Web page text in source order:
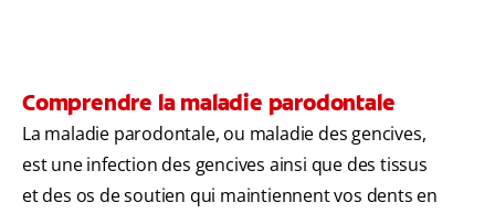
Comprendre la maladie parodontale
La maladie parodontale, ou maladie des gencives,
est une infection des gencives ainsi que des tissus
et des os de soutien qui maintiennent vos dents en